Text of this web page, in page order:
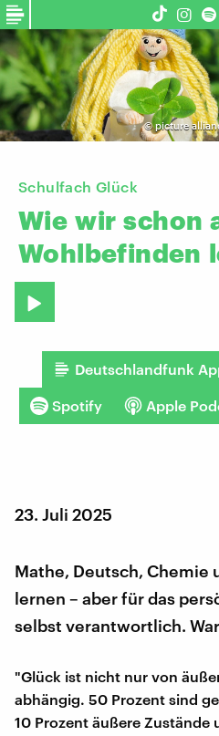
©picture
Schulfach Glück
Wie wir schon
Wohlbefinden
Deutschlandfunk
Spotify Apple
23. Juli 2025
Mathe, Deutsch, Chemie
lernen – aber für das
selbst verantwortlich.
"Glück ist nicht nur von
abhängig. 50 Prozent sind
10 Prozent äußere Zustände